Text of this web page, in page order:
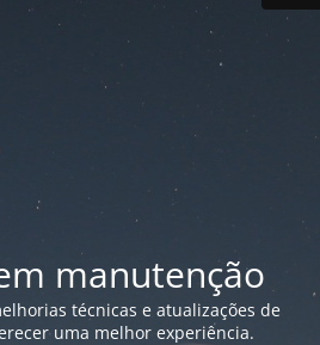
manutenção
técnicas e atualizações de
uma melhor experiência.